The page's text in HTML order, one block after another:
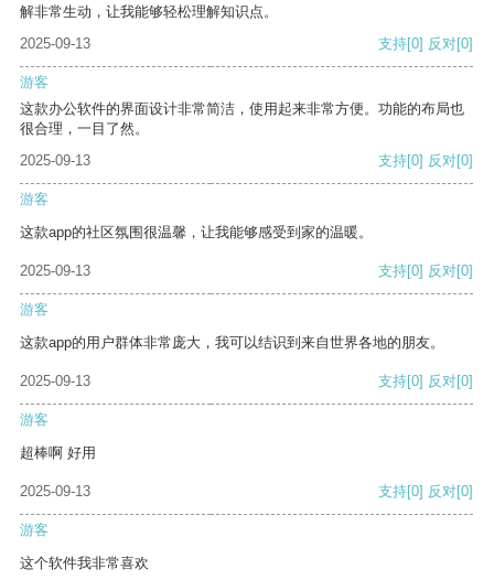
解非常生动，让我能够轻松理解知识点。
2025-09-13
支持[0] 反对[0]
游客
这款办公软件的界面设计非常简洁，使用起来非常方便。功能的布局也
很合理，一目了然。
2025-09-13
支持[0] 反对[0]
游客
这款app的社区氛围很温馨，让我能够感受到家的温暖。
2025-09-13 支持[0] 反对[0]
游客
这款app的用户群体非常庞大，我可以结识到来自世界各地的朋友。
2025-09-13 支持[0] 反对[0]
游客
超棒啊 好用
2025-09-13 支持[0] 反对[0]
游客
这个软件我非常喜欢